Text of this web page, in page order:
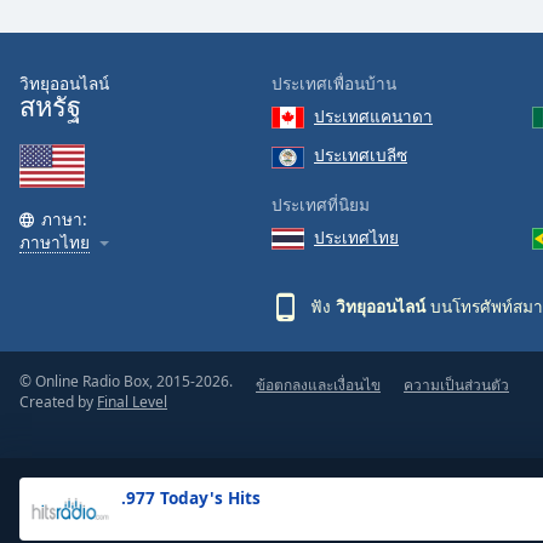
Text
Opacity
Background
.977 Today's Hits
วิทยุออนไลน์
สหรัฐ
ภาษา:
ภาษาไทย
ประเทศเพื่อนบ้าน
ประเทศแคนาดา
ประเทศเบลีซ
ประเทศที่นิยม
ประเทศไทย
ฟัง วิทยุออนไลน์บนโทรศัพท์สม
© Online Radio Box, 2015-2026.
Created by Final Level
ข้อตกลงและเงื่อนไข ความเป็นส่วนตัว